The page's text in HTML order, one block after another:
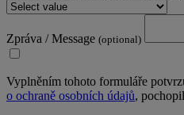
Zpráva / Message (optional)
Vyplněním tohoto formuláře
o ochraně osobních údajů,